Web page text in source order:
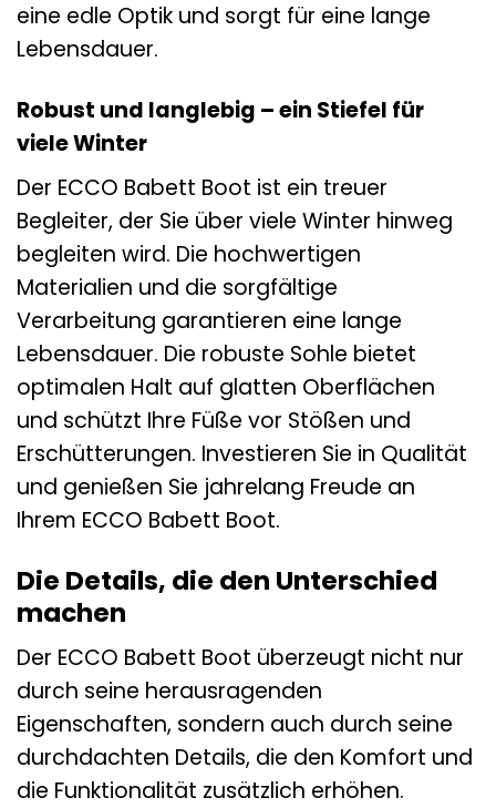
eine edle Optik und sorgt für eine lange
Lebensdauer.
Robust und langlebig – ein Stiefel für
viele Winter
Der ECCO Babett Boot ist ein treuer
Begleiter, der Sie über viele Winter hinweg
begleiten wird. Die hochwertigen
Materialien und die sorgfältige
Verarbeitung garantieren eine lange
Lebensdauer. Die robuste Sohle bietet
optimalen Halt auf glatten Oberflächen
und schützt Ihre Füße vor Stößen und
Erschütterungen. Investieren Sie in Qualität
und genießen Sie jahrelang Freude an
Ihrem ECCO Babett Boot.
Die Details, die den Unterschied
machen
Der ECCO Babett Boot überzeugt nicht nur
durch seine herausragenden
Eigenschaften, sondern auch durch seine
durchdachten Details, die den Komfort und
die Funktionalität zusätzlich erhöhen.